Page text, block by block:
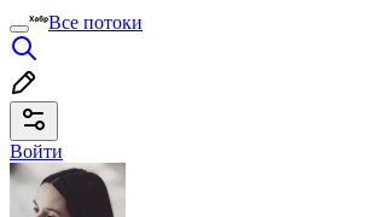
Все потоки
Войти